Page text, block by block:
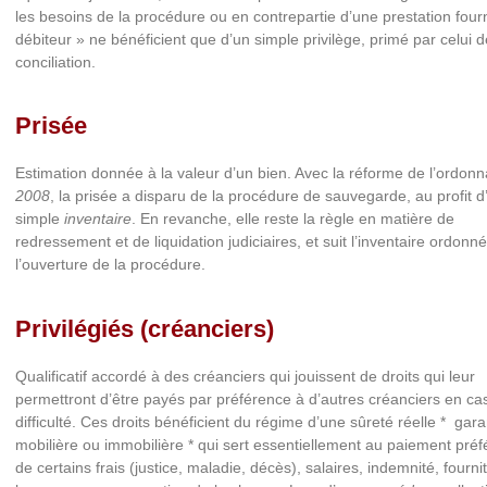
les besoins de la procédure ou en contrepartie d’une prestation
débiteur » ne bénéficient que d’un simple privilège, primé par celui
conciliation.
Prisée
Estimation donnée à la valeur d’un bien. Avec la réforme de
2008 , la prisée a disparu de la procédure de sauvegarde, au profit
simple inventaire . En revanche, elle reste la règle en matière de
redressement et de liquidation judiciaires, et suit l’inventaire
l’ouverture de la procédure.
Privilégiés (créanciers)
Qualificatif accordé à des créanciers qui jouissent de droits qui leur
permettront d’être payés par préférence à d’autres créanciers en
difficulté. Ces droits bénéficient du régime d’une sûreté réelle *
mobilière ou immobilière * qui sert essentiellement au paiement
de certains frais (justice, maladie, décès), salaires, indemnité,